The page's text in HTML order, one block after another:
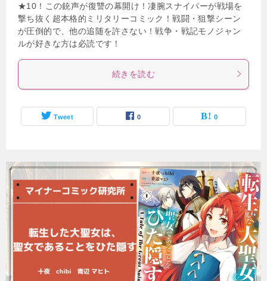
★10！この銃声が復讐の幕開け！凄腕スナイパーが戦場を
撃ち抜く超本格的ミリタリーコミック！戦闘・狙撃シーン
が圧倒的で、他の追随を許さない！戦争・戦記モノジャン
ルが好きな方は必読です！
続きを読む
Tweet 0 0